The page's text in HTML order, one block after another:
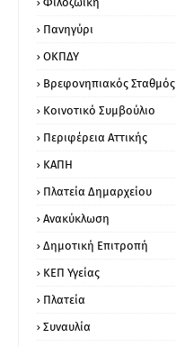
Πανηγύρι
ΟΚΠΔΥ
Βρεφονηπιακός Σταθμός
Κοινοτικό Συμβούλιο
Περιφέρεια Αττικής
ΚΑΠΗ
Πλατεία Δημαρχείου
Ανακύκλωση
Δημοτική Επιτροπή
ΚΕΠ Υγείας
Πλατεία
Συναυλία